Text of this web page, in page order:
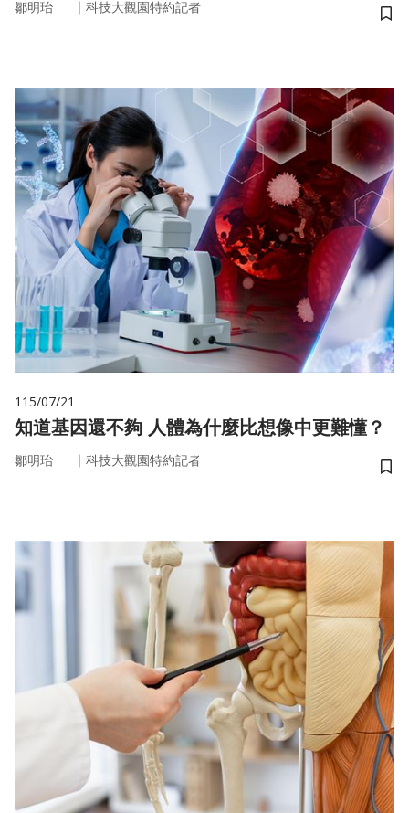
鄒明珆 ｜ 科技大觀園特約記者
儲
115/07/21
知道基因還不夠 人體為什麼比想像中更難懂？
鄒明珆 ｜ 科技大觀園特約記者
儲